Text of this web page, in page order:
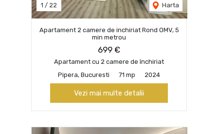
1 / 22 Harta
Apartament 2 camere de inchiriat Rond OMV, 5
min metrou
699 €
Apartament cu 2 camere de închiriat
Pipera, Bucuresti
71 mp 2024
Vezi mai multe detalii